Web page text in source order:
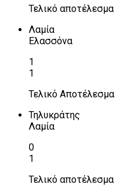
Τελικό αποτέλεσμα
Λαμία
Ελασσόνα
1
1
Τελικό Αποτέλεσμα
Τηλυκράτης
Λαμία
0
1
Τελικό αποτέλεσμα